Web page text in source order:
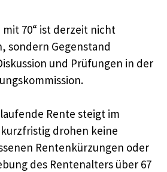
mit 70“ ist derzeit nicht
sondern Gegenstand
und Prüfungen in der
Rente steigt im
drohen keine
Rentenkürzungen oder
des Rentenalters über 67